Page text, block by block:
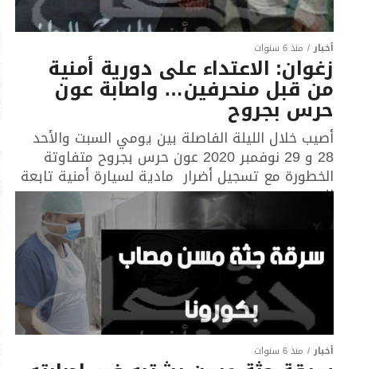
أخبار منذ 6 سنوات
زغوان: الاعتداء على دورية أمنية
من قبل منحرفين… واصابة عون
حرس بجروح
أصيب خلال الليلة الفاصلة بين يومي السبت والأحد
28 و 29 نوفمبر 2020 عون حرس بجروح متفاوتة
الخطورة مع تسجيل أضرار مادية لسيارة أمنية تابعة
للحرس...
أخبار منذ 6 سنوات